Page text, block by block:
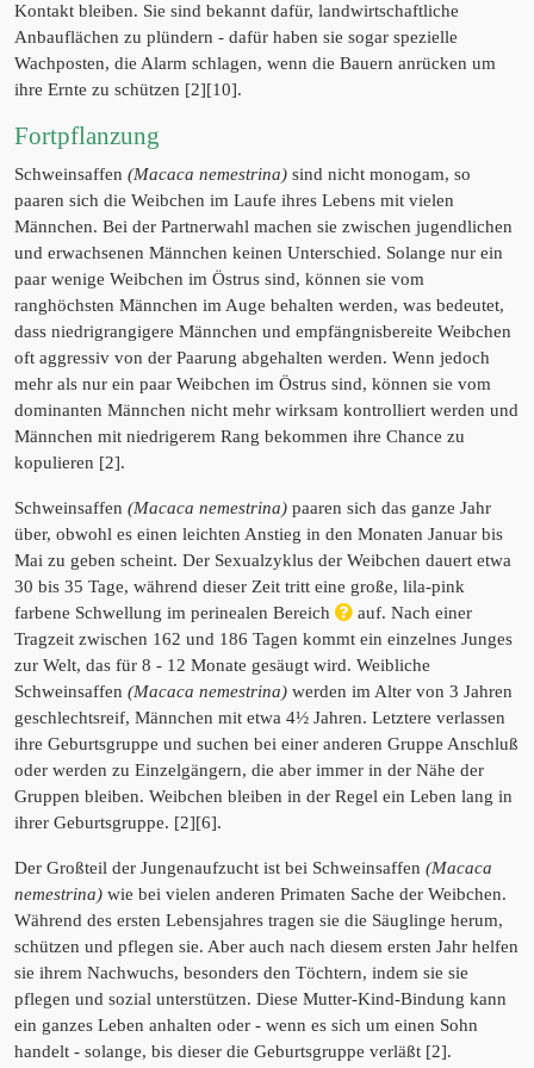
Kontakt bleiben. Sie sind bekannt dafür, landwirtschaftliche
Anbauflächen zu plündern - dafür haben sie sogar spezielle
Wachposten, die Alarm schlagen, wenn die Bauern anrücken um
ihre Ernte zu schützen [2][10].
Fortpflanzung
Schweinsaffen (Macaca nemestrina) sind nicht monogam, so
paaren sich die Weibchen im Laufe ihres Lebens mit vielen
Männchen. Bei der Partnerwahl machen sie zwischen jugendlichen
und erwachsenen Männchen keinen Unterschied. Solange nur ein
paar wenige Weibchen im Östrus sind, können sie vom
ranghöchsten Männchen im Auge behalten werden, was bedeutet,
dass niedrigrangigere Männchen und empfängnisbereite Weibchen
oft aggressiv von der Paarung abgehalten werden. Wenn jedoch
mehr als nur ein paar Weibchen im Östrus sind, können sie vom
dominanten Männchen nicht mehr wirksam kontrolliert werden und
Männchen mit niedrigerem Rang bekommen ihre Chance zu
kopulieren [2].
Schweinsaffen (Macaca nemestrina) paaren sich das ganze Jahr
über, obwohl es einen leichten Anstieg in den Monaten Januar bis
Mai zu geben scheint. Der Sexualzyklus der Weibchen dauert etwa
30 bis 35 Tage, während dieser Zeit tritt eine große, lila-pink
farbene Schwellung im perinealen Bereich
auf. Nach einer
Tragzeit zwischen 162 und 186 Tagen kommt ein einzelnes Junges
zur Welt, das für 8 - 12 Monate gesäugt wird. Weibliche
Schweinsaffen (Macaca nemestrina) werden im Alter von 3 Jahren
geschlechtsreif, Männchen mit etwa 4½ Jahren. Letztere verlassen
ihre Geburtsgruppe und suchen bei einer anderen Gruppe Anschluß
oder werden zu Einzelgängern, die aber immer in der Nähe der
Gruppen bleiben. Weibchen bleiben in der Regel ein Leben lang in
ihrer Geburtsgruppe. [2][6].
Der Großteil der Jungenaufzucht ist bei Schweinsaffen (Macaca
nemestrina) wie bei vielen anderen Primaten Sache der Weibchen.
Während des ersten Lebensjahres tragen sie die Säuglinge herum,
schützen und pflegen sie. Aber auch nach diesem ersten Jahr helfen
sie ihrem Nachwuchs, besonders den Töchtern, indem sie sie
pflegen und sozial unterstützen. Diese Mutter-Kind-Bindung kann
ein ganzes Leben anhalten oder - wenn es sich um einen Sohn
handelt - solange, bis dieser die Geburtsgruppe verläßt [2].